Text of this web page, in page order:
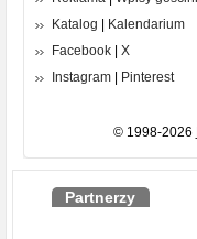
Katalog | Kalendarium
Facebook | X
Instagram | Pinterest
© 1998-2026
Partnerzy